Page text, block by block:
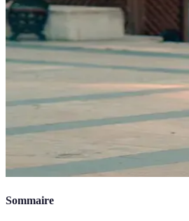
Sommaire